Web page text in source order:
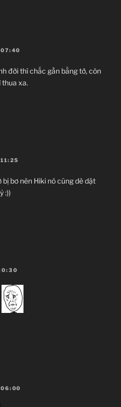
đời thì chắc gần bằng tớ, còn
xa.
bị bơ nên Hiki nó cũng dè dặt
:))
06:00